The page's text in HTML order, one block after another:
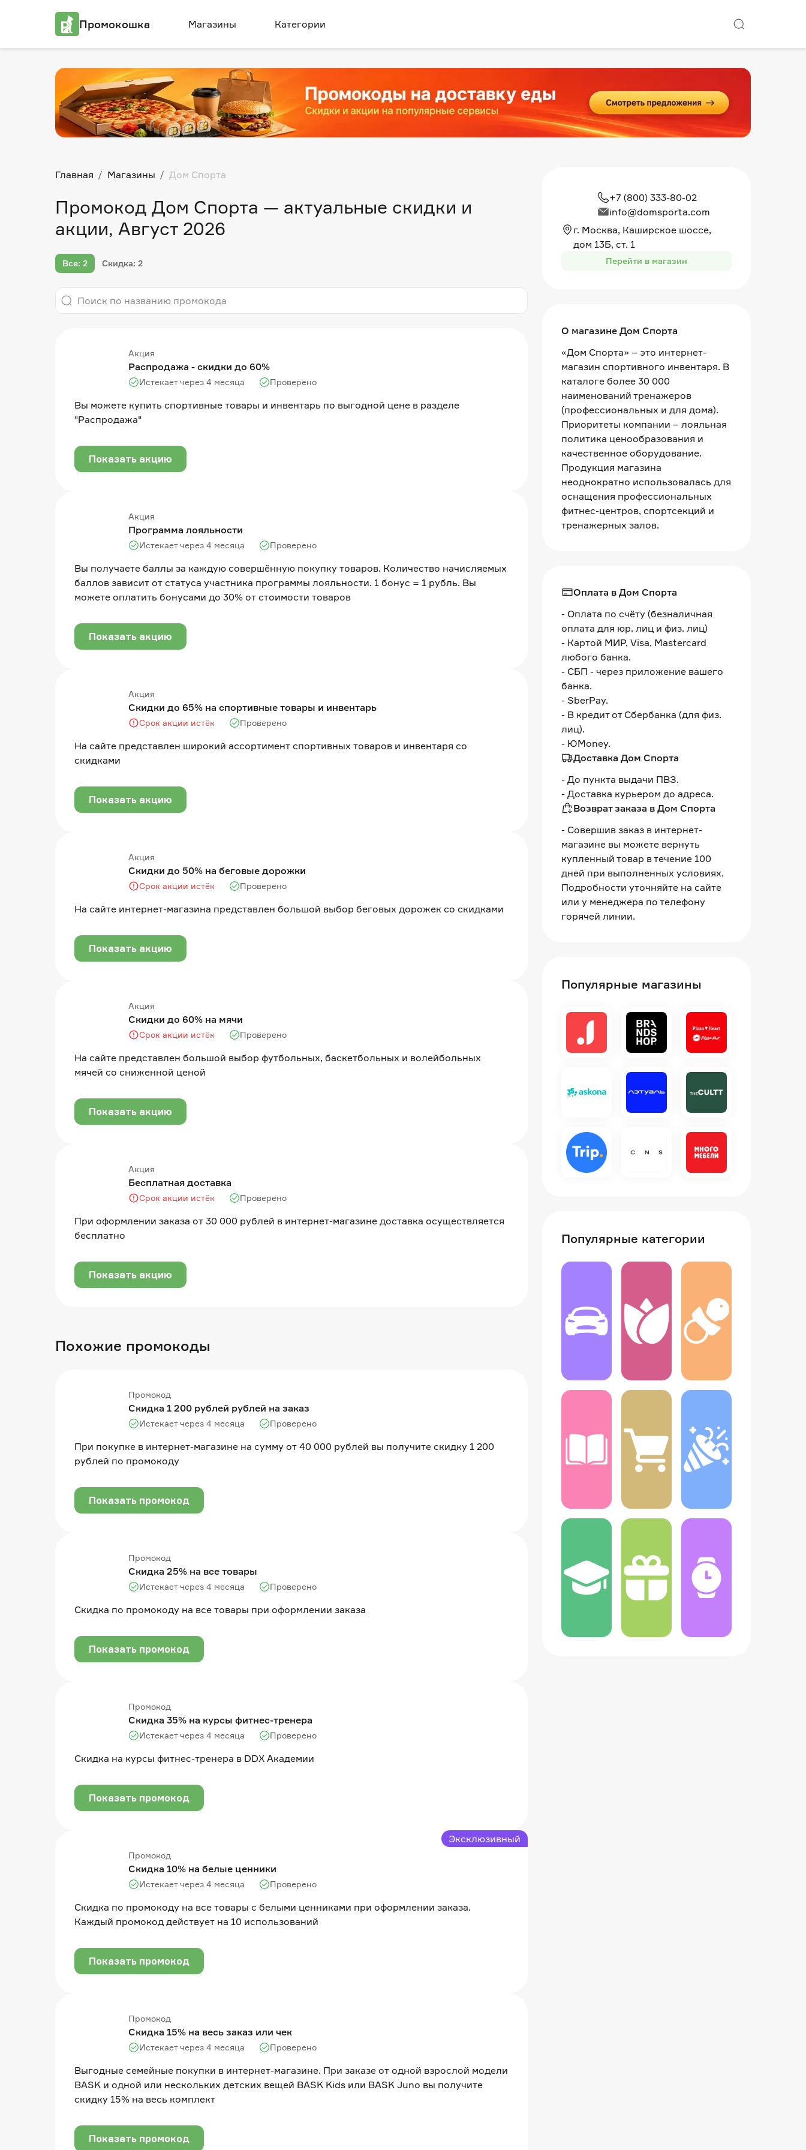
Промокошка Магазины Категории
Главная Магазины Дом Спорта
Промокод Дом Спорта — актуальные скидки и
акции, Август 2026
Все: 2 Скидка: 2
Акция
Распродажа - скидки до 60%
Истекает через 4 месяца Проверено
Вы можете купить спортивные товары и инвентарь по выгодной цене в разделе
"Распродажа"
Показать акцию
Акция
Программа лояльности
Истекает через 4 месяца Проверено
Вы получаете баллы за каждую совершённую покупку товаров. Количество начисляемых
баллов зависит от статуса участника программы лояльности. 1 бонус = 1 рубль. Вы
можете оплатить бонусами до 30% от стоимости товаров
Показать акцию
Акция
Скидки до 65% на спортивные товары и инвентарь
Срок акции истёк Проверено
На сайте представлен широкий ассортимент спортивных товаров и инвентаря со
скидками
Показать акцию
Акция
Скидки до 50% на беговые дорожки
Срок акции истёк Проверено
На сайте интернет-магазина представлен большой выбор беговых дорожек со скидками
Показать акцию
Акция
Скидки до 60% на мячи
Срок акции истёк Проверено
На сайте представлен большой выбор футбольных, баскетбольных и волейбольных
мячей со сниженной ценой
Показать акцию
Акция
Бесплатная доставка
Срок акции истёк Проверено
При оформлении заказа от 30 000 рублей в интернет-магазине доставка осуществляется
бесплатно
Показать акцию
Похожие промокоды
Промокод
Скидка 1 200 рублей рублей на заказ
Истекает через 4 месяца Проверено
При покупке в интернет-магазине на сумму от 40 000 рублей вы получите скидку 1 200
рублей по промокоду
Показать промокод
Промокод
Скидка 25% на все товары
Истекает через 4 месяца Проверено
Cкидка по промокоду на все товары при оформлении заказа
Показать промокод
Промокод
Скидка 35% на курсы фитнес-тренера
Истекает через 4 месяца Проверено
Скидка на курсы фитнес-тренера в DDX Академии
Показать промокод
Промокод
Скидка 10% на белые ценники
Истекает через 4 месяца Проверено
Скидка по промокоду на все товары с белыми ценниками при оформлении заказа.
Каждый промокод действует на 10 использований
Показать промокод
Эксклюзивный
Промокод
Скидка 15% на весь заказ или чек
Истекает через 4 месяца Проверено
Выгодные семейные покупки в интернет-магазине. При заказе от одной взрослой модели
BASK и одной или нескольких детских вещей BASK Kids или BASK Juno вы получите
скидку 15% на весь комплект
Показать промокод
+7 (800) 333-80-02
info@domsporta.com
г. Москва, Каширское шоссе,
дом 13Б, ст. 1
Перейти в магазин
О магазине Дом Спорта
«Дом Спорта» – это интернет-
магазин спортивного инвентаря. В
каталоге более 30 000
наименований тренажеров
(профессиональных и для дома).
Приоритеты компании – лояльная
политика ценообразования и
качественное оборудование.
Продукция магазина
неоднократно использовалась для
оснащения профессиональных
фитнес-центров, спортсекций и
тренажерных залов.
Оплата в Дом Спорта
- Оплата по счёту (безналичная
оплата для юр. лиц и физ. лиц)
- Картой МИР, Visa, Mastercard
любого банка.
- СБП - через приложение вашего
банка.
- SberPay.
- В кредит от Сбербанка (для физ.
лиц).
- ЮMoney.
Доставка Дом Спорта
- До пункта выдачи ПВЗ.
- Доставка курьером до адреса.
Возврат заказа в Дом Спорта
- Совершив заказ в интернет-
магазине вы можете вернуть
купленный товар в течение 100
дней при выполненных условиях.
Подробности уточняйте на сайте
или у менеджера по телефону
горячей линии.
Популярные магазины
Популярные категории